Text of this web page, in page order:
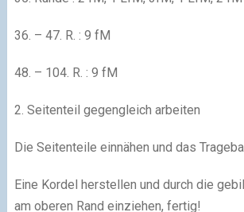
36. – 47. R. : 9 fM
48. – 104. R. : 9 fM
2. Seitenteil gegengleich arbeiten
Die Seitenteile einnähen und das
Eine Kordel herstellen und durch die
am oberen Rand einziehen, fertig!